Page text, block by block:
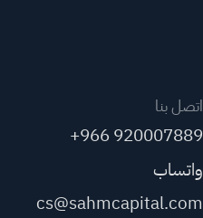
اتصل بنا
+966 920007889
واتساب
cs@sahmcapital.com